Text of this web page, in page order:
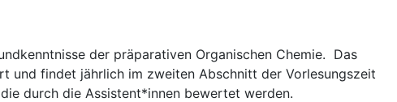
der präparativen Organischen Chemie. Das
und findet jährlich im zweiten Abschnitt der Vorlesungszeit
durch die Assistent*innen bewertet werden.